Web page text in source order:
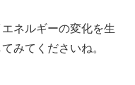
ネルギーの変化を生
みてくださいね。